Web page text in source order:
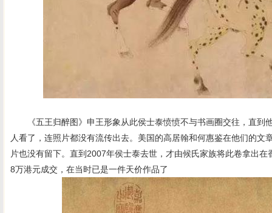
《五王归醉图》申王形象从此侯士泰愤愤不与书画圈交往，直到
人看了，连照片都没有流传出去。美国的高居翰和何惠鉴在他们的文
片也没有留下。直到2007年侯士泰去世，才由候氏家族将此卷拿出
8万港元成交，在当时已是一件天价作品了